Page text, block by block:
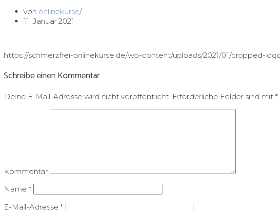
von onlinekurse
11. Januar 2021
https://schmerzfrei-onlinekurse.de/wp-content/uploads/2021/01/cropped-
Schreibe einen Kommentar
Deine E-Mail-Adresse wird nicht veröffentlicht. Erforderliche Felder sind mit *
Kommentar
Name *
E-Mail-Adresse *